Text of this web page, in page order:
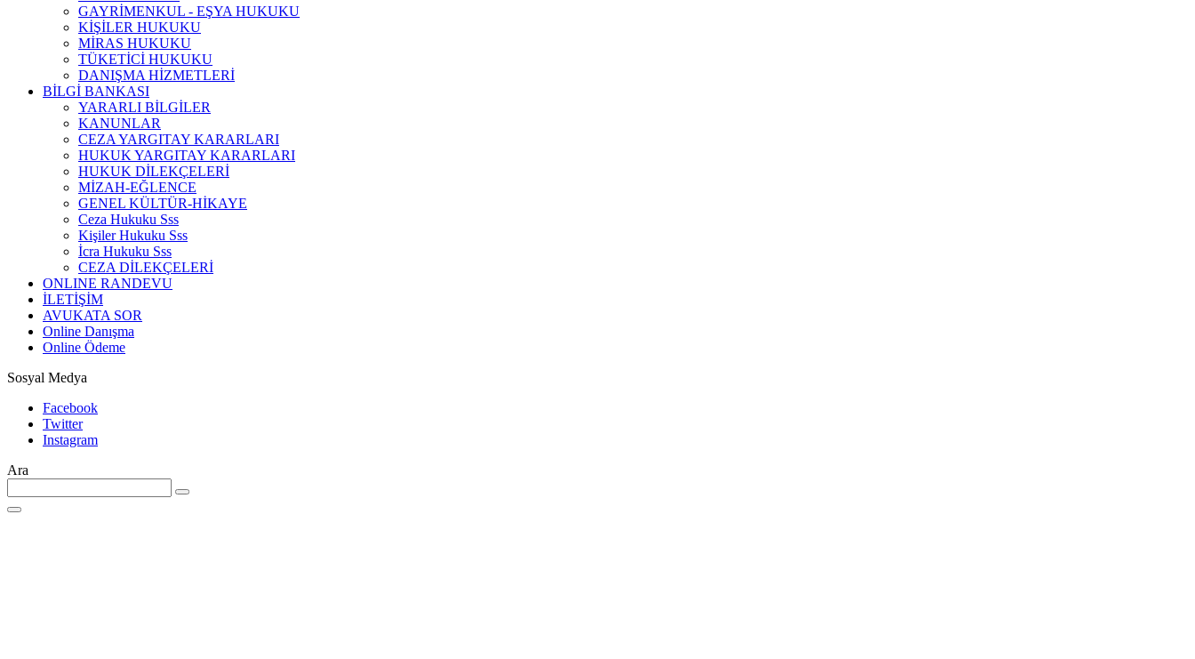
GAYRİMENKUL - EŞYA HUKUKU
KİŞİLER HUKUKU
MİRAS HUKUKU
TÜKETİCİ HUKUKU
DANIŞMA HİZMETLERİ
BİLGİ BANKASI
YARARLI BİLGİLER
KANUNLAR
CEZA YARGITAY KARARLARI
HUKUK YARGITAY KARARLARI
HUKUK DİLEKÇELERİ
MİZAH-EĞLENCE
GENEL KÜLTÜR-HİKAYE
Ceza Hukuku Sss
Kişiler Hukuku Sss
İcra Hukuku Sss
CEZA DİLEKÇELERİ
ONLINE RANDEVU
İLETİŞİM
AVUKATA SOR
Online Danışma
Online Ödeme
Sosyal Medya
Facebook
Twitter
Instagram
Ara